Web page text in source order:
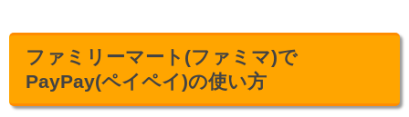
ファミリーマート(ファミマ)で
PayPay(ペイペイ)の使い方